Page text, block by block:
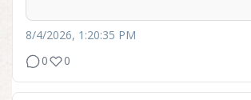
8/4/2026, 1:20:35 PM
0
0